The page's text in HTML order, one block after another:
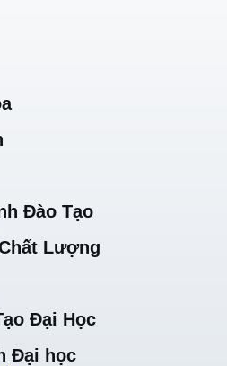
Đào Tạo
Lượng
Đại Học
Đại học